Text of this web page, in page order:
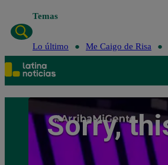
Temas
Lo último Me Caigo de Risa